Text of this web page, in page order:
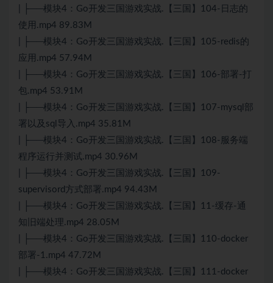
| ├──模块4：Go开发三国游戏实战.【三国】104-日志的
使用.mp4 89.83M
| ├──模块4：Go开发三国游戏实战.【三国】105-redis的
应用.mp4 57.94M
| ├──模块4：Go开发三国游戏实战.【三国】106-部署-打
包.mp4 53.91M
| ├──模块4：Go开发三国游戏实战.【三国】107-mysql部
署以及sql导入.mp4 35.81M
| ├──模块4：Go开发三国游戏实战.【三国】108-服务端
程序运行并测试.mp4 30.96M
| ├──模块4：Go开发三国游戏实战.【三国】109-
supervisord方式部署.mp4 94.43M
| ├──模块4：Go开发三国游戏实战.【三国】11-缓存-通
知旧端处理.mp4 28.05M
| ├──模块4：Go开发三国游戏实战.【三国】110-docker
部署-1.mp4 47.72M
| ├──模块4：Go开发三国游戏实战.【三国】111-docker